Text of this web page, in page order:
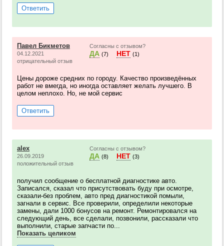
Ответить
Павел Бикметов
04.12.2021
отрицательный отзыв
Согласны с отзывом?
ДА (7) НЕТ (1)
Цены дороже средних по городу. Качество произведённых
работ не вмегда, но иногда оставляет желать лучшего. В
целом неплохо. Но, не мой сервис
Ответить
alex
26.09.2019
положительный отзыв
Согласны с отзывом?
ДА (8) НЕТ (3)
получил сообщение о бесплатной диагностике авто.
Записался, сказал что присутствовать буду при осмотре,
сказали-без проблем, авто пред диагностикой помыли,
загнали в сервис. Все проверили, определили некоторые
замены, дали 1000 бонусов на ремонт. Ремонтировался на
следующий день, все сделали, позвонили, рассказали что
выполнили, старые запчасти по...
Показать целиком